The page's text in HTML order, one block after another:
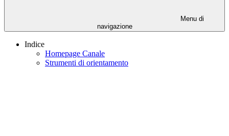
Menu di
navigazione
Indice
Homepage Canale
Strumenti di orientamento